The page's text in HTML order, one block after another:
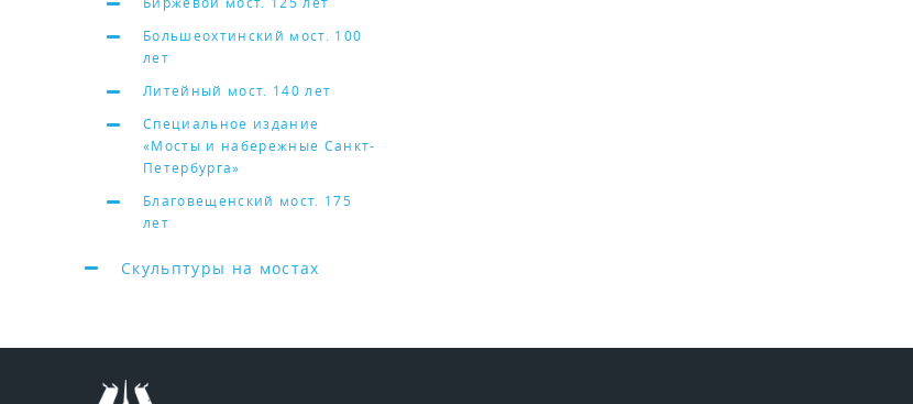
Большеохтинский мост. 100
лет
Литейный мост. 140 лет
Специальное издание
«Мосты и набережные Санкт-
Петербурга»
Благовещенский мост. 175
лет
Скульптуры на мостах